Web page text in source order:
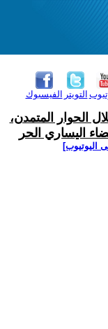
الفيسبوك التويتر
الحوار المتمدن،
اليساري الحر
اليوتيوب]